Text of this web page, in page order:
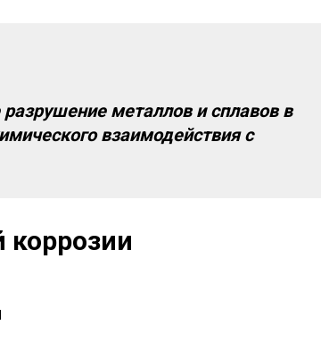
металлов и сплавов в
взаимодействия с